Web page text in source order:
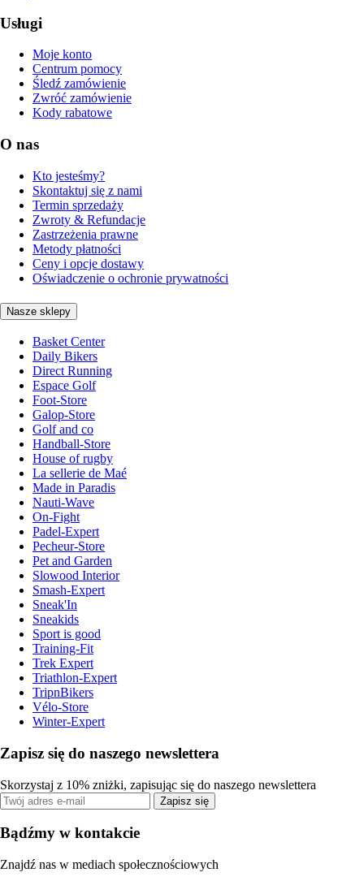
Usługi
Moje konto
Centrum pomocy
Śledź zamówienie
Zwróć zamówienie
Kody rabatowe
O nas
Kto jesteśmy?
Skontaktuj się z nami
Termin sprzedaży
Zwroty & Refundacje
Zastrzeżenia prawne
Metody płatności
Ceny i opcje dostawy
Oświadczenie o ochronie prywatności
Nasze sklepy
Basket Center
Daily Bikers
Direct Running
Espace Golf
Foot-Store
Galop-Store
Golf and co
Handball-Store
House of rugby
La sellerie de Maé
Made in Paradis
Nauti-Wave
On-Fight
Padel-Expert
Pecheur-Store
Pet and Garden
Slowood Interior
Smash-Expert
Sneak'In
Sneakids
Sport is good
Training-Fit
Trek Expert
Triathlon-Expert
TripnBikers
Vélo-Store
Winter-Expert
Zapisz się do naszego newslettera
Skorzystaj z 10% zniżki, zapisując się do naszego newslettera
Zapisz się
Bądźmy w kontakcie
Znajdź nas w mediach społecznościowych